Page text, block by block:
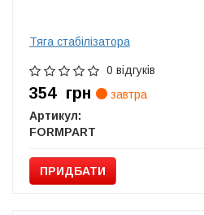
Тяга стабілізатора
0 відгуків
354 грн
завтра
Артикул:
FORMPART
ПРИДБАТИ